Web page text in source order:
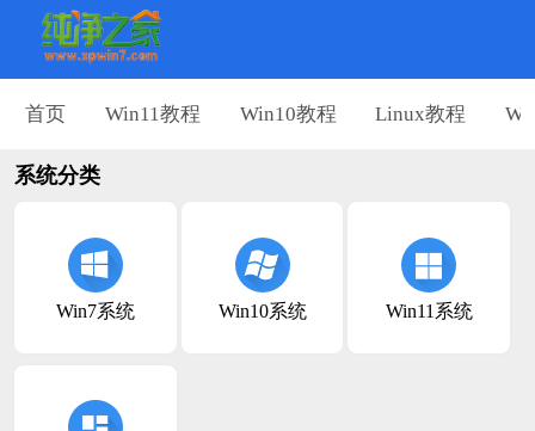
首页 Win11教程 Win10教程 Linux教程
系统分类
Win7系统 Win10系统 Win11系统